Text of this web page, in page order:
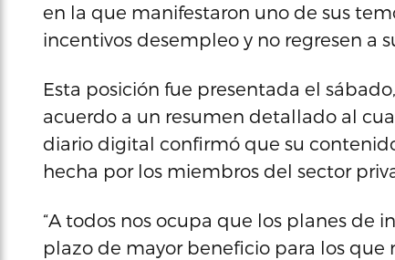
en la que manifestaron uno de sus
incentivos desempleo y no regresen a
Esta posición fue presentada el
acuerdo a un resumen detallado al
diario digital confirmó que su
hecha por los miembros del sector
“A todos nos ocupa que los planes de
plazo de mayor beneficio para los